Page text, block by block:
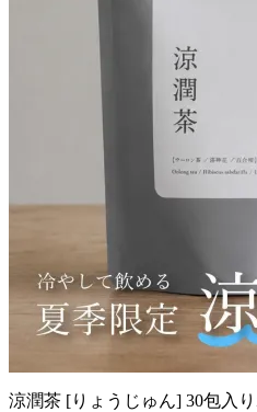
涼潤茶 [りょうじゅん] 30包入